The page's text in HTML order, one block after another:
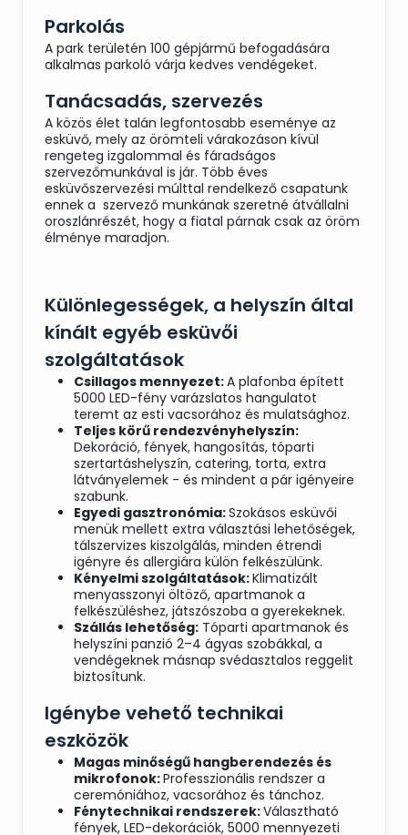
DESSZERT
Somlói habos galuska
Túrótorta eper chutney-val
erdei gyümölcs vagy madártej)
ÉJFÉLI MENÜVÁLASZTÉK
Töltött káposzta
Parkolás
A park területén 100 gépjármű befogadására
alkalmas parkoló várja kedves vendégeket.
Tanácsadás, szervezés
A közös élet talán legfontosabb eseménye az
esküvő, mely az örömteli várakozáson kívül
rengeteg izgalommal és fáradságos
szervezőmunkával is jár. Több éves
esküvőszervezési múlttal rendelkező csapatunk
ennek a szervező munkának szeretné átvállalni
oroszlánrészét, hogy a fiatal párnak csak az öröm
élménye maradjon.
Különlegességek, a helyszín által
kínált egyéb esküvői
szolgáltatások
Csillagos mennyezet:A plafonba épített
5000 LED-fény varázslatos hangulatot
teremt az esti vacsorához és mulatsághoz.
Teljes körű rendezvényhelyszín:
Dekoráció, fények, hangosítás, tóparti
szertartáshelyszín, catering, torta, extra
látványelemek - és mindent a pár igényeire
szabunk.
Egyedi gasztronómia:Szokásos esküvői
menük mellett extra választási lehetőségek,
tálszervizes kiszolgálás, minden étrendi
igényre és allergiára külön felkészülünk.
Kényelmi szolgáltatások:Klimatizált
menyasszonyi öltöző, apartmanok a
felkészüléshez, játszószoba a gyerekeknek.
Szállás lehetőség: Tóparti apartmanok és
helyszíni panzió 2–4 ágyas szobákkal, a
vendégeknek másnap svédasztalos reggelit
biztosítunk.
Igénybe vehető technikai
eszközök
Magas minőségű hangberendezés és
mikrofonok:Professzionális rendszer a
ceremóniához, vacsorához és tánchoz.
Fénytechnikai rendszerek:Választható
fények, LED-dekorációk, 5000 mennyezeti